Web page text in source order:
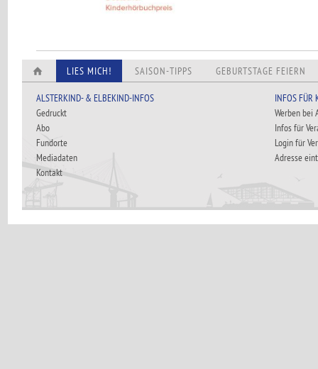
LIES MICH! SAISON-TIPPS GEBURTSTAGE FEIERN
ALSTERKIND- & ELBEKIND-INFOS
Gedruckt
Abo
Fundorte
Mediadaten
Kontakt
INFOS FÜR
Werben bei
Infos für
Login für
Adresse